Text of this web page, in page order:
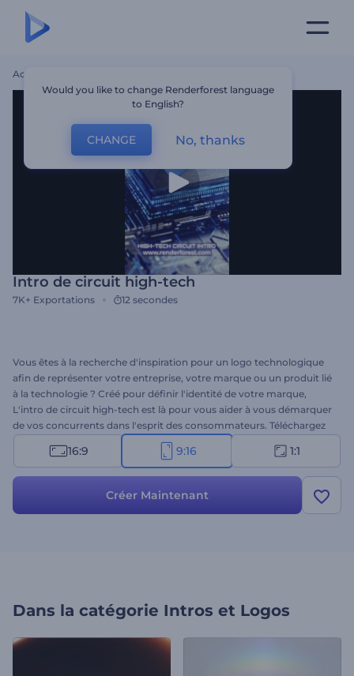
Accueil
Intro de circuit high-tech
7K+ Exportations 12 secondes
Vous êtes à la recherche d'inspiration pour un logo technologique
afin de représenter votre entreprise, votre marque ou un produit lié
à la technologie ? Créé pour définir l'identité de votre marque,
L'intro de circuit high-tech est là pour vous aider à vous démarquer
de vos concurrents dans l'esprit des consommateurs. Téléchargez
votre logo, tapez votre slogan, et attendez quelques minutes pour
obtenir votre superbe animation de logo. Parfait pour les
d'entreprises, les publicités télévisées, les intros de chaînes, et bien
16:9 9:16 1:1
Créer Maintenant
Dans la catégorie Intros et Logos
Would you like to change Renderforest language
to English?
CHANGE No, thanks